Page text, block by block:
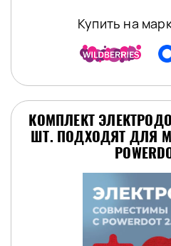
Купить на
КОМПЛЕКТ
ШТ. ПОДХОДЯТ ДЛЯ